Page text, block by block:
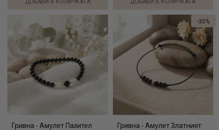
ДОБАВИ В КОЛИЧКАТА ДОБАВИ В КОЛИЧКАТА
Гривна - Амулет Пазител
Гривна - Амулет Златният
-30%